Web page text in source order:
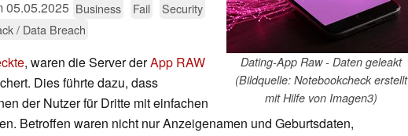
Dating-App Raw - Daten geleakt
(Bildquelle: Notebookcheck erstellt
mit Hilfe von Imagen3)
05.05.2025 Business Fail
Security
/ Data Breach
, waren die Server derApp RAW
Dies führte dazu, dass
der Nutzer für Dritte mit einfachen
Betroffen waren nicht nur Anzeigenamen und Geburtsdaten,